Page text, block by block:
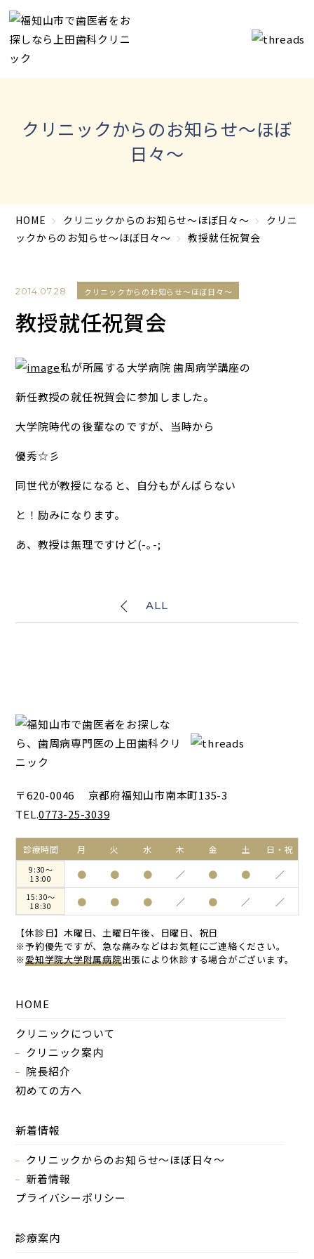
クリニックからのお知らせ～ほぼ
日々～
HOME クリニックからのお知らせ～ほぼ日々～
クリニ
ックからのお知らせ～ほぼ日々～
教授就任祝賀会
2014.07.28 クリニックからのお知らせ～ほぼ日々～
教授就任祝賀会
私が所属する大学病院 歯周病学講座の
新任教授の就任祝賀会に参加しました。
大学院時代の後輩なのですが、当時から
優秀☆彡
同世代が教授になると、自分もがんばらない
と！励みになります。
あ、教授は無理ですけど(-｡-;
ALL
〒620-0046 京都府福知山市南本町135-3
TEL.0773-25-3039
診療時間 月 火 水 木 金 土 日・祝
9:30～
13:00
● ● ● ／ ● ● ／
15:30～
18:30
● ● ● ／ ● ／ ／
【休診日】木曜日、土曜日午後、日曜日、祝日
※予約優先ですが、急な痛みなどはお気軽にご連絡ください。
※愛知学院大学附属病院出張により休診する場合がございます。
HOME
クリニックについて
クリニック案内
院長紹介
初めての方へ
新着情報
クリニックからのお知らせ～ほぼ日々～
新着情報
プライバシーポリシー
診療案内